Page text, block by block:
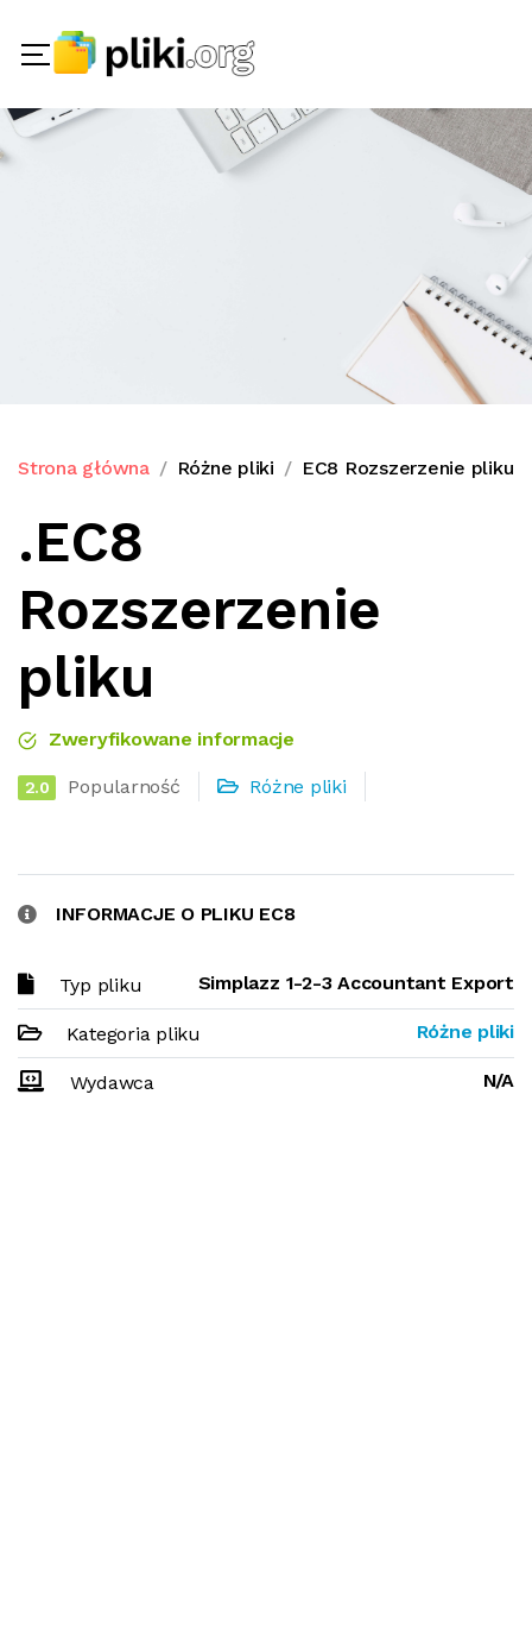
Strona główna Różne pliki EC8 Rozszerzenie pliku
.EC8
Rozszerzenie
pliku
Zweryfikowane informacje
2.0 Popularność Różne pliki
INFORMACJE O PLIKU EC8
Typ pliku Simplazz 1-2-3 Accountant Export
Kategoria pliku Różne pliki
Wydawca N/A